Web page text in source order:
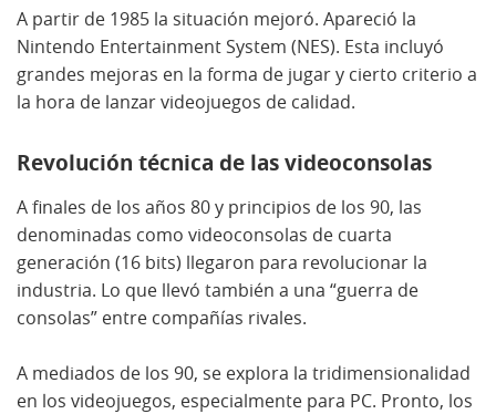
A partir de 1985 la situación mejoró. Apareció la
Nintendo Entertainment System (NES). Esta incluyó
grandes mejoras en la forma de jugar y cierto criterio a
la hora de lanzar videojuegos de calidad.
Revolución técnica de las videoconsolas
A finales de los años 80 y principios de los 90, las
denominadas como videoconsolas de cuarta
generación (16 bits) llegaron para revolucionar la
industria. Lo que llevó también a una “guerra de
consolas” entre compañías rivales.
A mediados de los 90, se explora la tridimensionalidad
en los videojuegos, especialmente para PC. Pronto, los